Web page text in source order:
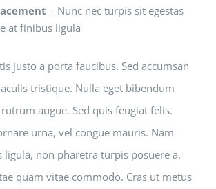
– Nunc nec turpis sit egestas
at finibus ligula
justo a porta faucibus. Sed accumsan
tristique. Nulla eget bibendum
augue. Sed quis feugiat felis.
urna, vel congue mauris. Nam
non pharetra turpis posuere a.
quam vitae commodo. Cras ut metus